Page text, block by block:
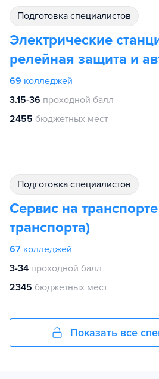
подготовка специалистов
Электрические
релейная защита и
69 колледжей
3.15-36 проходной балл
2455 бюджетных мест
подготовка специалистов
Сервис на
транспорта)
67 колледжей
3-34 проходной балл
2345 бюджетных мест
Показать все